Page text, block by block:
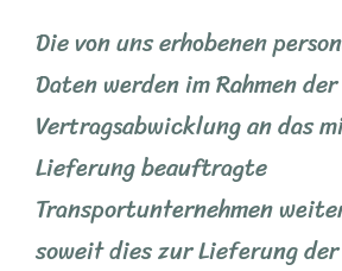
Die von uns erhobenen
Daten werden im Rahmen der
Vertragsabwicklung an das
Lieferung beauftragte
Transportunternehmen
soweit dies zur Lieferung der